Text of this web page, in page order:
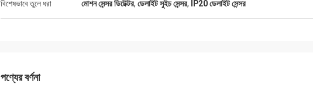
বিশেষভাবে তুলে ধরা মোশন সেন্সর ডিটেক্টর, ডেলাইট সুইচ সেন্সর, IP20 ডেলাইট সেন্সর
পণ্যের বর্ণনা